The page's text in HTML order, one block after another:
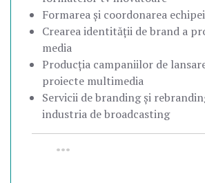
Formarea și coordonarea
Crearea identității de brand a
media
Producția campaniilor de
proiecte multimedia
Servicii de branding și
industria de broadcasting
•••